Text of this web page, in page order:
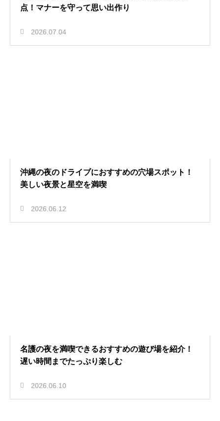
点！マナーを守って思い出作り
2026.07.04
沖縄の夜のドライブにおすすめの穴場スポット！
美しい夜景と星空を満喫
2026.06.12
名護の夜を満喫できるおすすめの遊び場を紹介！
遅い時間までたっぷり楽しむ
2026.06.10